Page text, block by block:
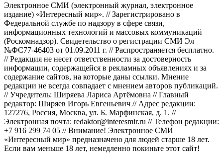
Электронное СМИ (электронный журнал, электронное
издание) «Интересный мир». // Зарегистрировано в
Федеральной службе по надзору в сфере связи,
информационных технологий и массовых коммуникаций
(Роскомнадзор). Свидетельство о регистрации СМИ Эл
№ФС77-46403 от 01.09.2011 г. // Распространяется бесплатно.
// Редакция не несет ответственности за достоверность
информации, содержащейся в рекламных объявлениях и за
содержание сайтов, на которые даны ссылки. Мнение
редакции не всегда совпадает с мнением авторов публикаций.
// Учредитель: Ширяева Лариса Артёмовна // Главный
редактор: Ширяев Игорь Евгеньевич // Адрес редакции:
127276, Россия, Москва, ул. Б. Марфинская, д. 1. //
Электронная почта: redaktor@interesmir.ru // Телефон редакции:
+7 916 299 74 05 // Внимание! Электронное СМИ
«Интересный мир» предназначено для людей старше 18 лет.
Если вам меньше 18 лет, немедленно покиньте этот сайт!